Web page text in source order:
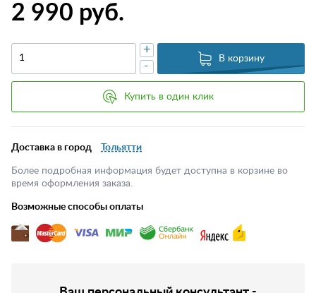
2 990 руб.
-
+
В корзину
Купить в один клик
Доставка в город Тольятти
Более подробная информация будет доступна в корзине во
время оформления заказа.
Возможные способы оплаты